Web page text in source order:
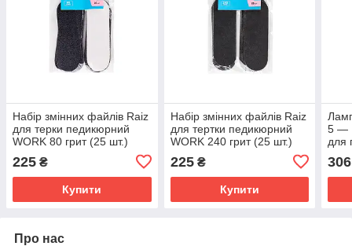
Набір змінних файлів Raiz
для терки педикюрний
WORK 80 грит (25 шт.)
225 ₴
Купити
Набір змінних файлів Raiz
для тертки педикюрний
WORK 240 грит (25 шт.)
225₴
Купити
5 —
для
306
Про нас